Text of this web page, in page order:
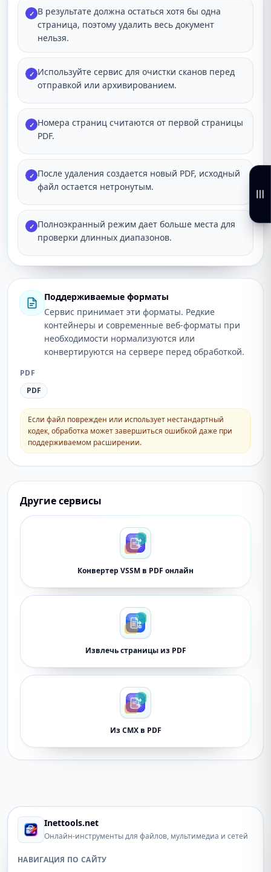
✓ В результате должна остаться хотя бы одна
страница, поэтому удалить весь документ
нельзя.
✓ Используйте сервис для очистки сканов перед
отправкой или архивированием.
✓ Номера страниц считаются от первой страницы
PDF.
✓ После удаления создается новый PDF, исходный
файл остается нетронутым.
✓ Полноэкранный режим дает больше места для
проверки длинных диапазонов.
Поддерживаемые форматы
Сервис принимает эти форматы. Редкие
контейнеры и современные веб-форматы при
необходимости нормализуются или
конвертируются на сервере перед обработкой.
PDF
PDF
Если файл поврежден или использует нестандартный
кодек, обработка может завершиться ошибкой даже при
поддерживаемом расширении.
Другие сервисы
Конвертер VSSM в PDF онлайн
Извлечь страницы из PDF
Из CMX в PDF
Inettools.net
Онлайн-инструменты для файлов, мультимедиа и сетей
НАВИГАЦИЯ ПО САЙТУ